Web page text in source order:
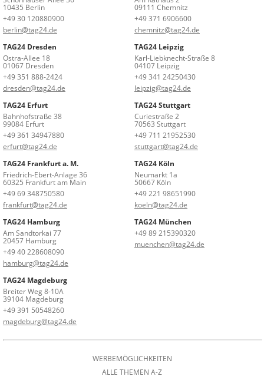
10435 Berlin
+49 30 120880900
berlin@tag24.de
09111 Chemnitz
+49 371 6906600
chemnitz@tag24.de
TAG24 Dresden
Ostra-Allee 18
01067 Dresden
+49 351 888-2424
dresden@tag24.de
TAG24 Leipzig
Karl-Liebknecht-Straße 8
04107 Leipzig
+49 341 24250430
leipzig@tag24.de
TAG24 Erfurt
Bahnhofstraße 38
99084 Erfurt
+49 361 34947880
erfurt@tag24.de
TAG24 Stuttgart
Curiestraße 2
70563 Stuttgart
+49 711 21952530
stuttgart@tag24.de
TAG24 Frankfurt a. M.
Friedrich-Ebert-Anlage 36
60325 Frankfurt am Main
+49 69 348750580
frankfurt@tag24.de
TAG24 Köln
Neumarkt 1a
50667 Köln
+49 221 98651990
koeln@tag24.de
TAG24 Hamburg
Am Sandtorkai 77
20457 Hamburg
+49 40 228608090
hamburg@tag24.de
TAG24 München
+49 89 215390320
muenchen@tag24.de
TAG24 Magdeburg
Breiter Weg 8-10A
39104 Magdeburg
+49 391 50548260
magdeburg@tag24.de
WERBEMÖGLICHKEITEN
ALLE THEMEN A-Z